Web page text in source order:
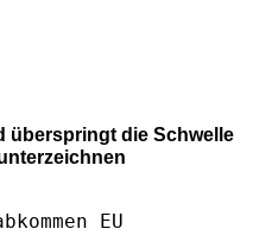
überspringt die Schwelle